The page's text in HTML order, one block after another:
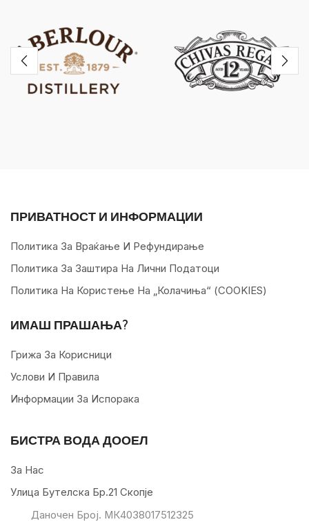
ПРИВАТНОСТ И ИНФОРМАЦИИ
Политика За Враќање И Рефундирање
Политика За Заштира На Лични Податоци
Политика На Користење На „колачиња“ (COOKIES)
ИМАШ ПРАШАЊА?
Грижа За Корисници
Услови И Правила
Информации За Испорака
БИСТРА ВОДА ДООЕЛ
За Нас
Улица Бутелска Бр.21 Скопје
Даночен Број. МК4038017512325